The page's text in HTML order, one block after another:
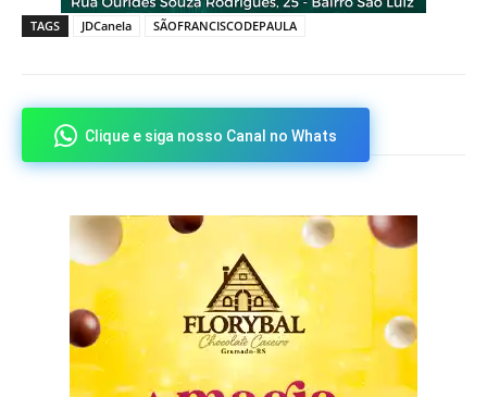
TAGS JDCanela SÃOFRANCISCODEPAULA
Clique e siga nosso Canal no Whats